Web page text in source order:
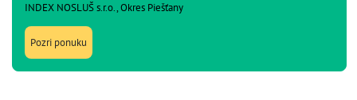
INDEX NOSLUŠ s.r.o., Okres Piešťany
Pozri ponuku